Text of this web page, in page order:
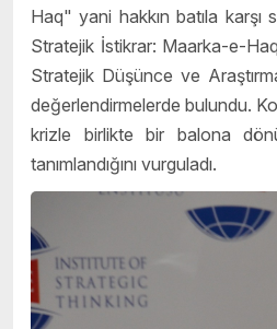
Haq" yani hakkın batıla
Stratejik İstikrar: Maarka-e-
Stratejik Düşünce ve
değerlendirmelerde bulundu.
krizle birlikte bir balona
tanımlandığını vurguladı.